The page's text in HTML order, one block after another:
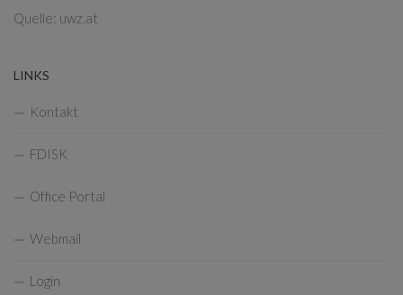
Quelle: uwz.at
LINKS
Kontakt
FDISK
Office Portal
Webmail
Login